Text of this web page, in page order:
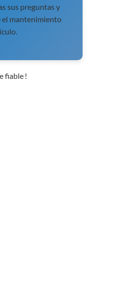
sus preguntas y
el mantenimiento
fiable !